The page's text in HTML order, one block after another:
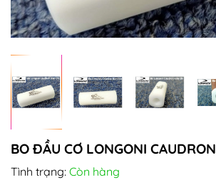
BO ĐẦU CƠ LONGONI CAUDRON
Tình trạng: Còn hàng